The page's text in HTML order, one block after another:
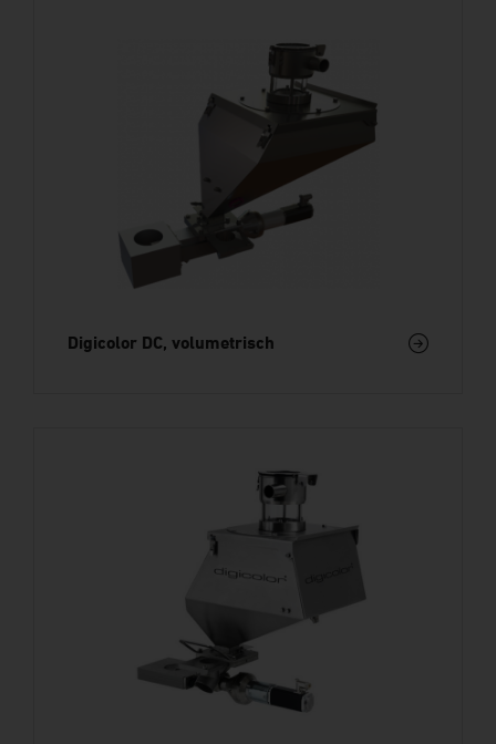
Digicolor DC, volumetrisch